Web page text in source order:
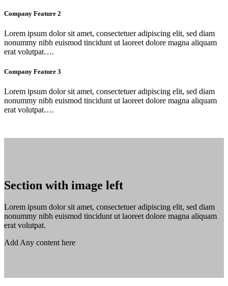
Company Feature 2
Lorem ipsum dolor sit amet, consectetuer adipiscing elit, sed diam
nonummy nibh euismod tincidunt ut laoreet dolore magna aliquam
erat volutpat….
Company Feature 3
Lorem ipsum dolor sit amet, consectetuer adipiscing elit, sed diam
nonummy nibh euismod tincidunt ut laoreet dolore magna aliquam
erat volutpat….
Section with image left
Lorem ipsum dolor sit amet, consectetuer adipiscing elit, sed diam
nonummy nibh euismod tincidunt ut laoreet dolore magna aliquam
erat volutpat.
Add Any content here